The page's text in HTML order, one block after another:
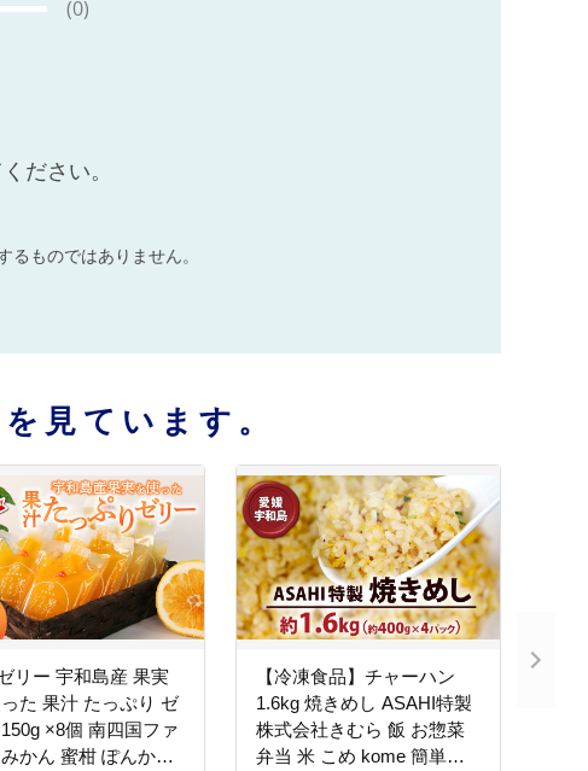
(0)
ださい。
ものではありません。
見ています。
リー 宇和島産 果実
た 果汁 たっぷり ゼ
×8個 南四国ファ
かん 蜜柑 ぽんかん
【冷凍食品】チャーハン
1.6kg 焼きめし ASAHI特製
株式会社きむら 飯 お惣菜
弁当 米 こめ kome 簡単調